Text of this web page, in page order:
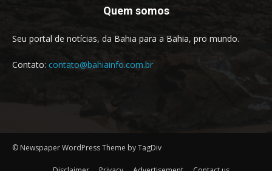
Quem somos
Seu portal de notícias, da Bahia para a Bahia, pro mundo.
Contato: contato@bahiainfo.com.br
© Newspaper WordPress Theme by TagDiv